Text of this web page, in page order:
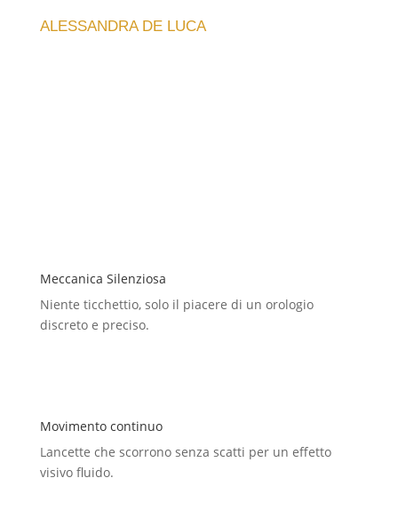
ALESSANDRA DE LUCA
Meccanica Silenziosa
Niente ticchettio, solo il piacere di un orologio
discreto e preciso.
Movimento continuo
Lancette che scorrono senza scatti per un effetto
visivo fluido.